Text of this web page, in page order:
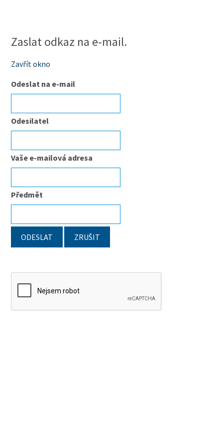
Zaslat odkaz na e-mail.
Zavřít okno
Odeslat na e-mail
Odesilatel
Vaše e-mailová adresa
Předmět
ODESLAT ZRUŠIT